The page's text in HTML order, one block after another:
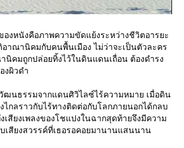
งหนังคือภาพความขัดแย้งระหว่างชีวิตอารยะ
าณานิคมกับคนพื้นเมือง ไม่ว่าจะเป็นตัวละคร
นิคมถูกปล่อยทิ้งไว้ในดินแดนเถื่อน ต้องดำรง
งผิวดำ
ฒนธรรมจากแดนศิวิไลซ์ไร้ความหมาย เมื่อดิน
กลราวกับไร้ทางติดต่อกับโลกภายนอกได้กลบ
เสียงเพลงของโชแปงในฉากสุดท้ายจึงมีความ
เสียงสวรรค์ที่เธอรอคอยมานานแสนนาน